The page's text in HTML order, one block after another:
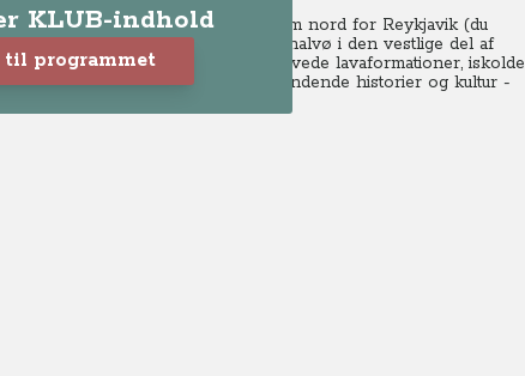
KLUB-indhold
til programmet
oplevelserne at melde sig. 135 km nord for Reykjavik (du
ligger Snæfellsnes, er en halvø i den vestlige del af
af høje grønne fjelde, mangefarvede lavaformationer, iskolde
vidunderlige islandsheste, spændende historier og kultur -